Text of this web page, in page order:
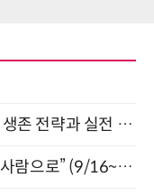
AI × Design : UX디자이너의 5가지 생존 전략과 실전 대응 8월 28일 개최
“AI에게 묻는 사람에서, AI로 만드는 사람으로” (9/16~17)